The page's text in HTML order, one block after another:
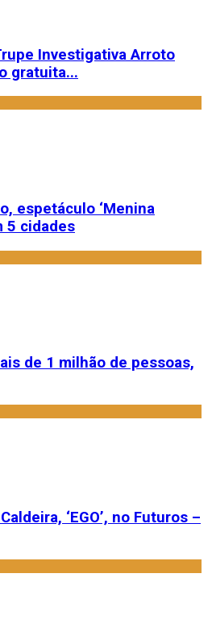
Investigativa Arroto
gratuita...
espetáculo ‘Menina
5 cidades
de 1 milhão de pessoas,
‘EGO’, no Futuros –